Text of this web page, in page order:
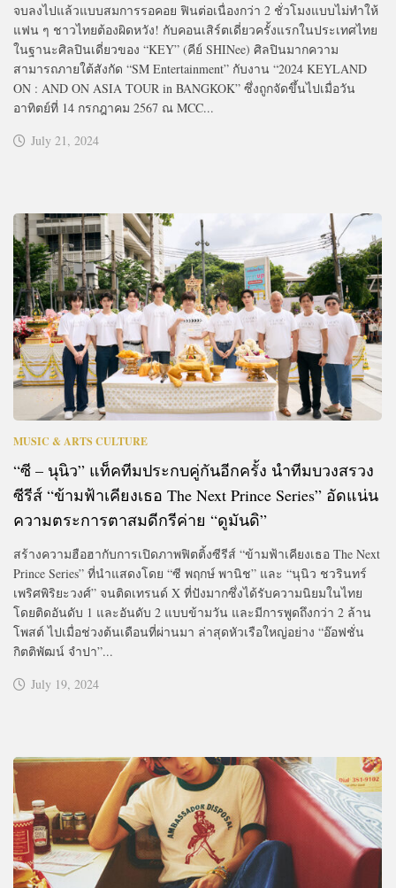
จบลงไปแล้วแบบสมการรอคอย ฟินต่อเนื่องกว่า 2 ชั่วโมงแบบไม่ทำให้
แฟน ๆ ชาวไทยต้องผิดหวัง! กับคอนเสิร์ตเดี่ยวครั้งแรกในประเทศไทย
ในฐานะศิลปินเดี่ยวของ “KEY” (คีย์ SHINee) ศิลปินมากความ
สามารถภายใต้สังกัด “SM Entertainment” กับงาน “2024 KEYLAND
ON : AND ON ASIA TOUR in BANGKOK” ซึ่งถูกจัดขึ้นไปเมื่อวัน
อาทิตย์ที่ 14 กรกฎาคม 2567 ณ MCC...
July 21, 2024
MUSIC & ARTS CULTURE
“ซี – นุนิว” แท็คทีมประกบคู่กันอีกครั้ง นำทีมบวงสรวง
ซีรีส์ “ข้ามฟ้าเคียงเธอ The Next Prince Series” อัดแน่น
ความตระการตาสมดีกรีค่าย “ดูมันดิ”
สร้างความฮือฮากับการเปิดภาพฟิตติ้งซีรีส์ “ข้ามฟ้าเคียงเธอ The Next
Prince Series” ที่นำแสดงโดย “ซี พฤกษ์ พานิช” และ “นุนิว ชวรินทร์
เพริศพิริยะวงศ์” จนติดเทรนด์ X ที่ปังมากซึ่งได้รับความนิยมในไทย
โดยติดอันดับ 1 และอันดับ 2 แบบข้ามวัน และมีการพูดถึงกว่า 2 ล้าน
โพสต์ ไปเมื่อช่วงต้นเดือนที่ผ่านมา ล่าสุดหัวเรือใหญ่อย่าง “อ๊อฟชั่น
กิตติพัฒน์ จำปา”...
July 19, 2024